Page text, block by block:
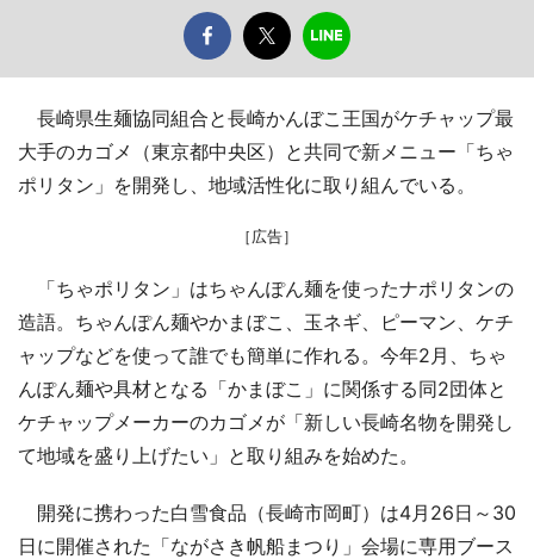
長崎県生麺協同組合と長崎かんぼこ王国がケチャップ最
大手のカゴメ（東京都中央区）と共同で新メニュー「ちゃ
ポリタン」を開発し、地域活性化に取り組んでいる。
［広告］
「ちゃポリタン」はちゃんぽん麺を使ったナポリタンの
造語。ちゃんぽん麺やかまぼこ、玉ネギ、ピーマン、ケチ
ャップなどを使って誰でも簡単に作れる。今年2月、ちゃ
んぽん麺や具材となる「かまぼこ」に関係する同2団体と
ケチャップメーカーのカゴメが「新しい長崎名物を開発し
て地域を盛り上げたい」と取り組みを始めた。
開発に携わった白雪食品（長崎市岡町）は4月26日～30
日に開催された「ながさき帆船まつり」会場に専用ブース